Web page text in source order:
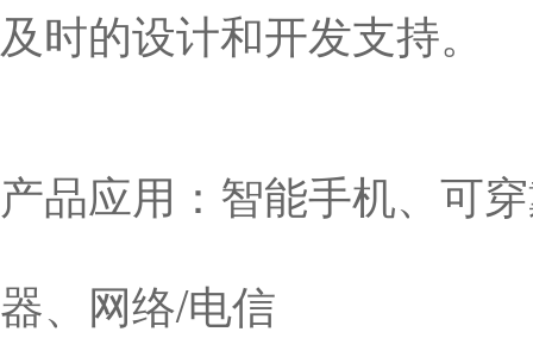
及时的设计和开发支持。
产品应用：智能手机、可
器、网络/电信